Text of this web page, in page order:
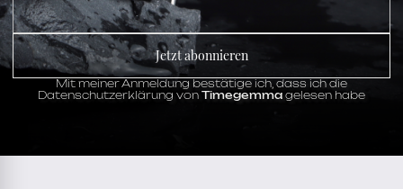
Jetzt abonnieren
Mit meiner Anmeldung bestätige ich, dass ich die
Datenschutzerklärung von Timegemma gelesen habe